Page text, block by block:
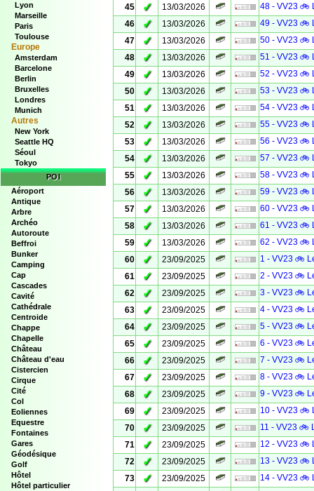
Lyon
Marseille
Paris
Toulouse
Europe
Amsterdam
Barcelone
Berlin
Bruxelles
Londres
Munich
Autres
New York
Seattle HQ
Séoul
Tokyo
POI
Aéroport
Antique
Arbre
Archéo
Autoroute
Beffroi
Bunker
Camping
Cap
Cascades
Cavité
Cathédrale
Centroide
Chappe
Chapelle
Château
Château d'eau
Cistercien
Cirque
Cité
Col
Eoliennes
Equestre
Fontaines
Gares
Géodésique
Golf
Hôtel
Hôtel particulier
45
✓ 13/03/2026
48 - VV23 🚲
46
✓ 13/03/2026
49 - VV23 🚲
47
✓ 13/03/2026
50 - VV23 🚲
48
✓ 13/03/2026
51 - VV23 🚲
49
✓ 13/03/2026
52 - VV23 🚲
50
✓ 13/03/2026
53 - VV23 🚲
51
✓ 13/03/2026
54 - VV23 🚲
52
✓ 13/03/2026
55 - VV23 🚲
53
✓ 13/03/2026
56 - VV23 🚲
54
✓ 13/03/2026
57 - VV23 🚲
55
✓ 13/03/2026
58 - VV23 🚲
56
✓ 13/03/2026
59 - VV23 🚲
57
✓ 13/03/2026
60 - VV23 🚲
58
✓ 13/03/2026
61 - VV23 🚲
59
✓ 13/03/2026
62 - VV23 🚲
60
✓ 23/09/2025
1 - VV23 🚲
61
✓ 23/09/2025
2 - VV23 🚲
62
✓ 23/09/2025
3 - VV23 🚲
63
✓ 23/09/2025
4 - VV23 🚲
64
✓ 23/09/2025
5 - VV23 🚲
65
✓ 23/09/2025
6 - VV23 🚲
66
✓ 23/09/2025
7 - VV23 🚲
67
✓ 23/09/2025
8 - VV23 🚲
68
✓ 23/09/2025
9 - VV23 🚲
69
✓ 23/09/2025
10 - VV23 🚲
70
✓ 23/09/2025
11 - VV23 🚲
71
✓ 23/09/2025
12 - VV23 🚲
72
✓ 23/09/2025
13 - VV23 🚲
73
✓ 23/09/2025
14 - VV23 🚲